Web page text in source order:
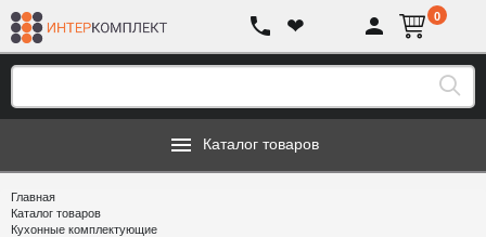
❤ 0
Каталог товаров
Главная
Каталог товаров
Кухонные комплектующие